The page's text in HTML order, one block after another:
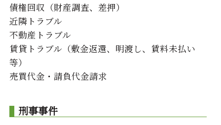
債権回収（財産調査、差押）
近隣トラブル
不動産トラブル
賃貸トラブル（敷金返還、明渡し、賃料未払い
等）
売買代金・請負代金請求
刑事事件